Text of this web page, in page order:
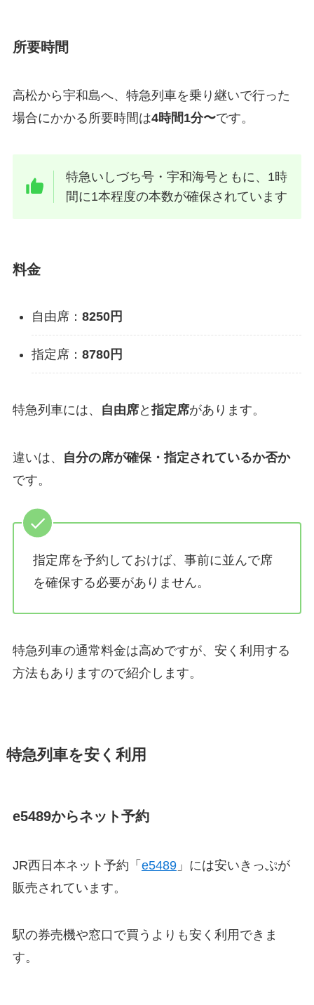
所要時間
高松から宇和島へ、特急列車を乗り継いで行った
場合にかかる所要時間は4時間1分〜です。
特急いしづち号・宇和海号ともに、1時
間に1本程度の本数が確保されています
料金
自由席： 8250円
指定席： 8780円
特急列車には、 自由席と 指定席があります。
違いは、
自分の席が確保・指定されているか否か
です。
指定席を予約しておけば、事前に並んで席
を確保する必要がありません。
特急列車の通常料金は高めですが、安く利用する
方法もありますので紹介します。
特急列車を安く利用
e5489からネット予約
JR西日本ネット予約「 e5489」には安いきっぷが
販売されています。
駅の券売機や窓口で買うよりも安く利用できま
す。